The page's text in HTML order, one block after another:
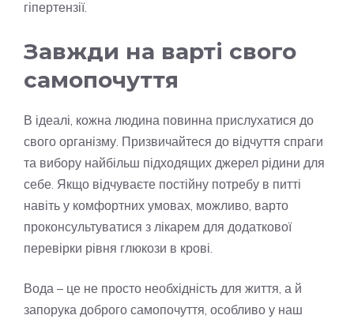
гіпертензії.
Завжди на варті свого
самопочуття
В ідеалі, кожна людина повинна прислухатися до
свого організму. Призвичайтеся до відчуття спраги
та вибору найбільш підходящих джерел рідини для
себе. Якщо відчуваєте постійну потребу в питті
навіть у комфортних умовах, можливо, варто
проконсультуватися з лікарем для додаткової
перевірки рівня глюкози в крові.
Вода – це не просто необхідність для життя, а й
запорука доброго самопочуття, особливо у наш